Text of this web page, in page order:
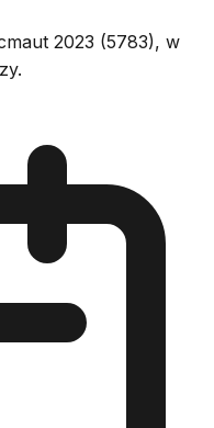
2023 (5783), w